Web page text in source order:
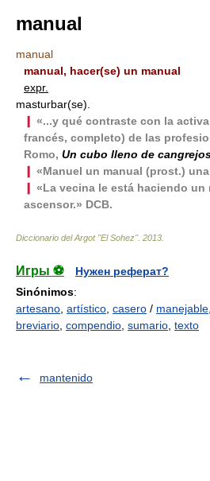
manual
manual
manual, hacer(se) un manual
expr.
masturbar(se).
«...y qué contraste con la
francés, completo) de las
Romo, Un cubo lleno de
«Manuel un manual (prost.)
«La vecina le está haciendo un
ascensor.» DCB.
Diccionario del Argot "El Sohez". 2013
Игры ⚽
Нужен реферат?
Sinónimos:
artesano artístico casero / manejable
breviario compendio sumario texto
mantenido